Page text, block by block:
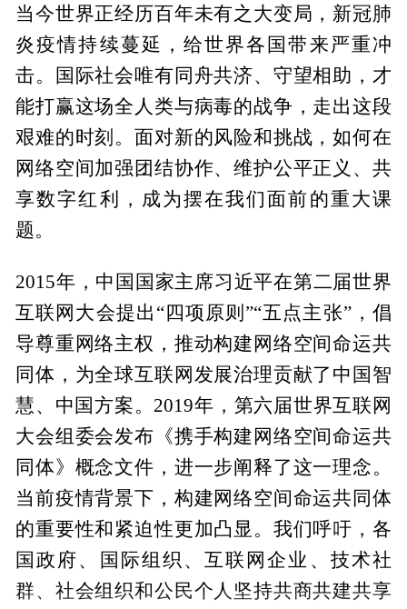
当今世界正经历百年未有之大变局，新冠肺
炎疫情持续蔓延，给世界各国带来严重冲
击。国际社会唯有同舟共济、守望相助，才
能打赢这场全人类与病毒的战争，走出这段
艰难的时刻。面对新的风险和挑战，如何在
网络空间加强团结协作、维护公平正义、共
享数字红利，成为摆在我们面前的重大课
题。
2015年，中国国家主席习近平在第二届世界
互联网大会提出“四项原则”“五点主张”，倡
导尊重网络主权，推动构建网络空间命运共
同体，为全球互联网发展治理贡献了中国智
慧、中国方案。2019年，第六届世界互联网
大会组委会发布《携手构建网络空间命运共
同体》概念文件，进一步阐释了这一理念。
当前疫情背景下，构建网络空间命运共同体
的重要性和紧迫性更加凸显。我们呼吁，各
国政府、国际组织、互联网企业、技术社
群、社会组织和公民个人坚持共商共建共享